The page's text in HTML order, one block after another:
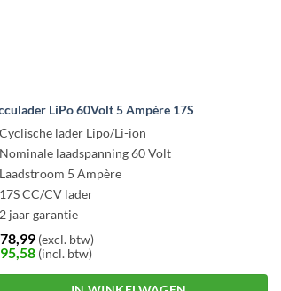
LiPo 60Volt 5 Ampère 17S
lader Lipo/Li-ion
laadspanning 60 Volt
5 Ampère
CC/CV lader
jaar garantie
78,99 (excl. btw)
95,58 (incl. btw)